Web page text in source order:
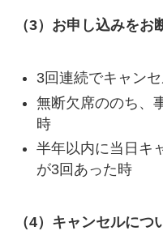
（3）お申し込みを
3回連続でキャン
無断欠席ののち、
時
半年以内に当日キ
が3回あった時
（4）キャンセルに